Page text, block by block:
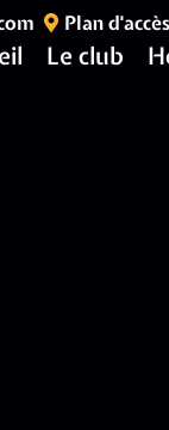
Plan d'accès
Le club